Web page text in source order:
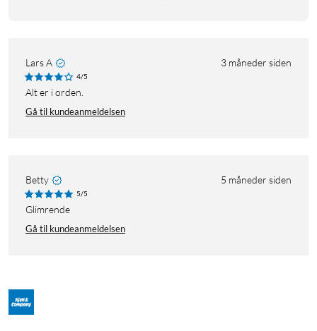
Lars A 3 måneder siden
4/5
Alt er i orden.
Gå til kundeanmeldelsen
Betty 5 måneder siden
5/5
Glimrende
Gå til kundeanmeldelsen